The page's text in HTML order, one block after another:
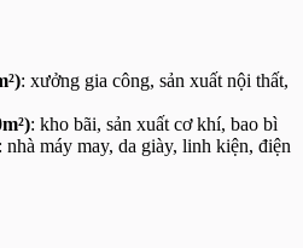
: xưởng gia công, sản xuất nội thất,
: kho bãi, sản xuất cơ khí, bao bì
: nhà máy may, da giày, linh kiện, điện